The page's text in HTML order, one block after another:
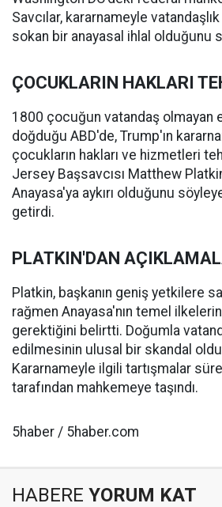
Savcılar, kararnameyle
sokan bir anayasal ihlal olduğunu
ÇOCUKLARIN HAKLARI
1800 çocuğun vatandaş olmayan
doğduğu ABD'de, Trump'ın
çocukların hakları ve hizmetleri
Jersey Başsavcısı Matthew
Anayasa'ya aykırı olduğunu
getirdi.
PLATKIN'DAN
Platkin, başkanın geniş yetkilere
rağmen Anayasa'nın temel
gerektiğini belirtti. Doğumla
edilmesinin ulusal bir skandal
Kararnameyle ilgili tartışmalar
tarafından mahkemeye taşındı.
5haber / 5haber.com
HABERE YORUM KAT